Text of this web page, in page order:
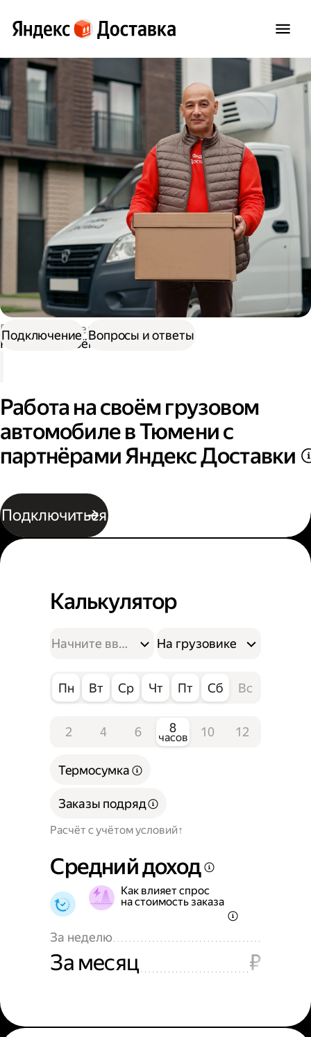
Работа водителем
Работа на своём грузовом авто
Работа на своём грузовом
автомобиле в Тюмени с
партнёрами Яндекс Доставки
Подключиться
Подключение Вопросы и ответы
Калькулятор
На грузовике
Пн Вт Ср Чт Пт Сб Вс
2 4 6 8
часов 10 12
Расчёт с учётом условий
Термосумка
Заказы подряд
Средний доход
Как влияет спрос
на стоимость заказа
За неделю
За месяц ₽